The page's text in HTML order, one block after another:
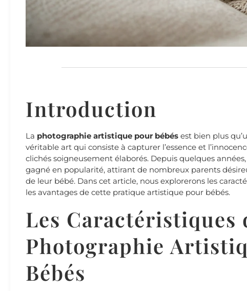
Introduction
La photographie artistique pour bébés est bien plus
véritable art qui consiste à capturer l’essence et
clichés soigneusement élaborés. Depuis quelques
gagné en popularité, attirant de nombreux parents
de leur bébé. Dans cet article, nous explorerons les
les avantages de cette pratique artistique pour bébés.
Les Caractéristiques
Photographie
Bébés